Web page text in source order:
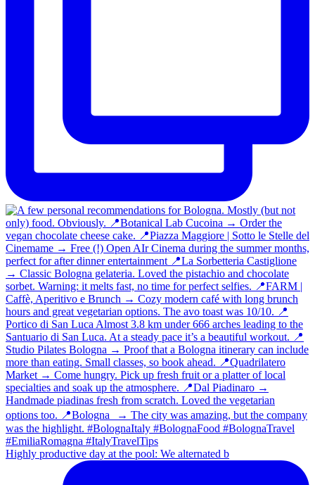
Highly productive day at the pool: We alternated b